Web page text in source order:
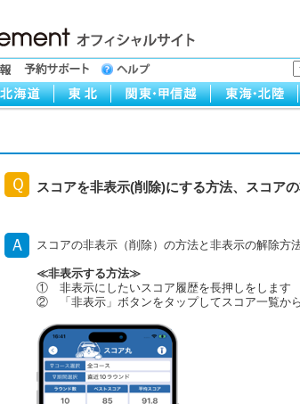
Ｑ スコアを非表示(削除)にする方法、スコア
Ａ スコアの非表示（削除）の方法と非表示の解除方
≪非表示する方法≫
① 非表示にしたいスコア履歴を長押しをします
② 「非表示」ボタンをタップしてスコア一覧